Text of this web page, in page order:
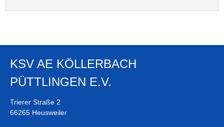
KSV AE KÖLLERBACH
PÜTTLINGEN E.V.
Trierer Straße 2
66265 Heusweiler